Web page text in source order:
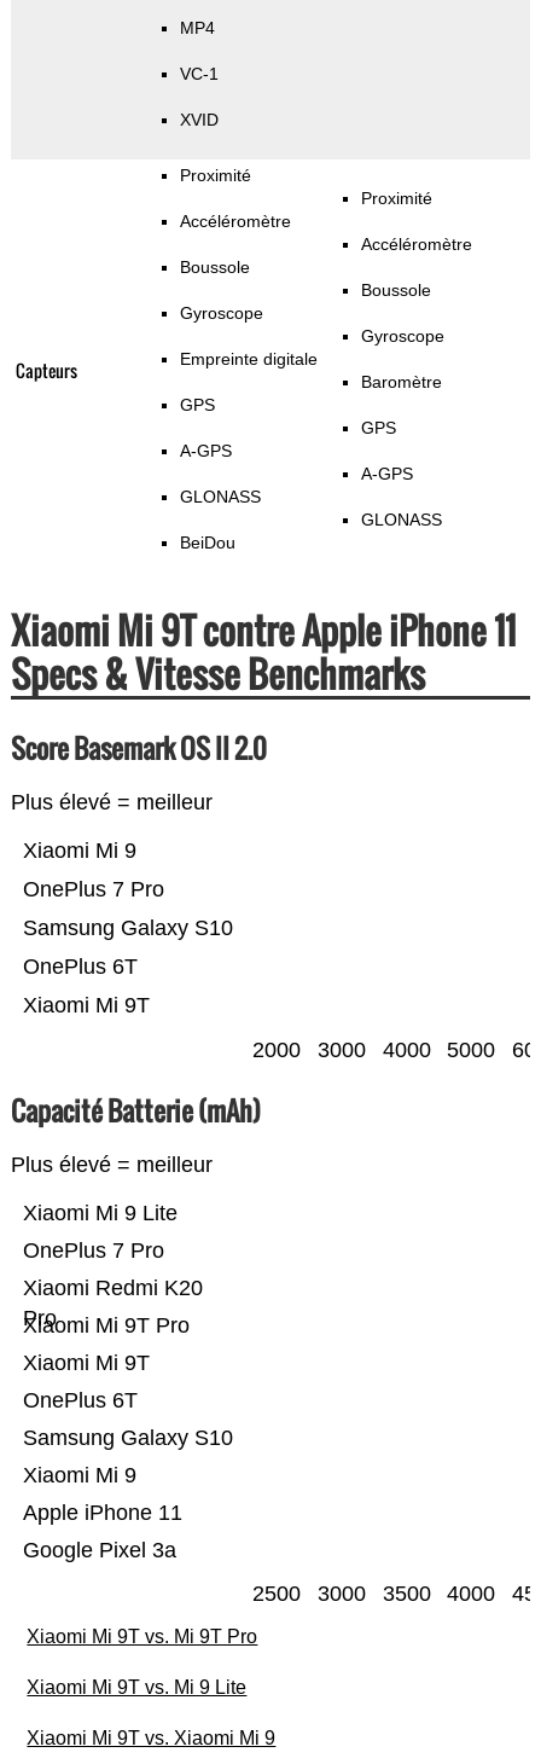
MP4
VC-1
XVID
Capteurs
Proximité
Accéléromètre
Boussole
Gyroscope
Empreinte digitale
GPS
A-GPS
GLONASS
BeiDou
Proximité
Accéléromètre
Boussole
Gyroscope
Baromètre
GPS
A-GPS
GLONASS
Xiaomi Mi 9T contre Apple iPhone 11
Specs & Vitesse Benchmarks
Score Basemark OS II 2.0
Plus élevé = meilleur
Xiaomi Mi 9T
OnePlus 6T
Samsung Galaxy S10
OnePlus 7 Pro
Xiaomi Mi 9
2000 3000 4000 5000
Capacité Batterie (mAh)
Plus élevé = meilleur
Google Pixel 3a
Apple iPhone 11
Xiaomi Mi 9
Samsung Galaxy S10
OnePlus 6T
Xiaomi Mi 9T
Xiaomi Mi 9T Pro
Xiaomi Redmi K20
Pro
OnePlus 7 Pro
Xiaomi Mi 9 Lite
2500 3000 3500 4000
Xiaomi Mi 9T vs. Mi 9T Pro
Xiaomi Mi 9T vs. Mi 9 Lite
Xiaomi Mi 9T vs. Xiaomi Mi 9